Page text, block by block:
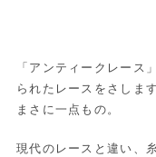
「アンティークレース
られたレースをさしま
まさに一点もの。
現代のレースと違い、